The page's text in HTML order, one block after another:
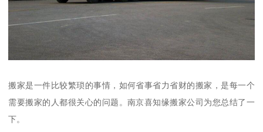
搬家是一件比较繁琐的事情，如何省事省力省财的搬家，是每一个
需要搬家的人都很关心的问题。南京喜知缘搬家公司为您总结了一
下。